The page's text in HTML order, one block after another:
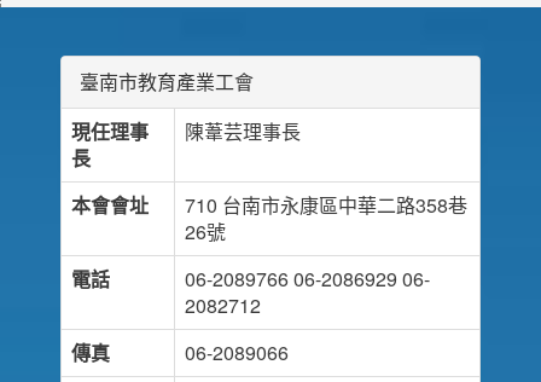
臺南市教育產業工會
現任理事
長
陳葦芸理事長
本會會址
710 台南市永康區中華二路358巷
26號
電話
06-2089766 06-2086929 06-
2082712
傳真
06-2089066